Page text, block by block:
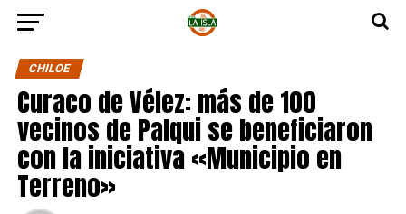
CHILOE
Curaco de Vélez: más de 100
vecinos de Palqui se beneficiaron
con la iniciativa «Municipio en
Terreno»